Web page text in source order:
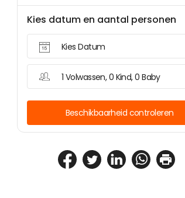
Kies datum en aantal personen
Kies Datum
1 Volwassen, 0 Kind, 0 Baby
Beschikbaarheid controleren